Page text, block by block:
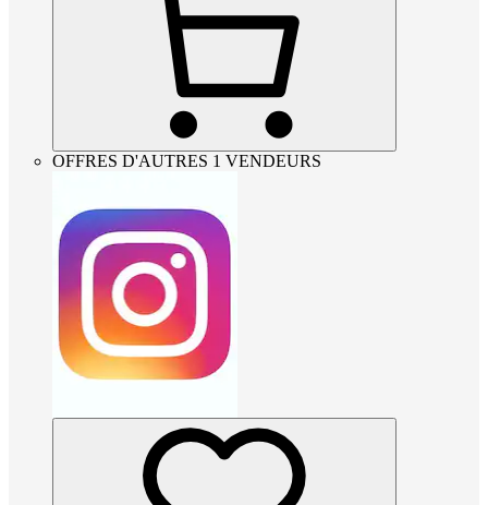
OFFRES D'AUTRES 1 VENDEURS